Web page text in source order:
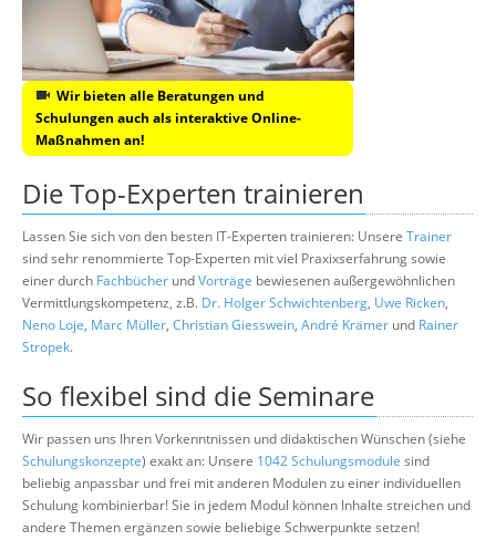
Wir bieten alle Beratungen und
Schulungen auch als interaktive Online-
Maßnahmen an!
Die Top-Experten trainieren
Lassen Sie sich von den besten IT-Experten trainieren: Unsere Trainer
sind sehr renommierte Top-Experten mit viel Praxixserfahrung sowie
einer durch Fachbücher undVorträge bewiesenen außergewöhnlichen
Vermittlungskompetenz, z.B. Dr. Holger Schwichtenberg, Uwe Ricken,
Neno Loje, Marc Müller, Christian Giesswein, André Krämer und Rainer
Stropek.
So flexibel sind die Seminare
Wir passen uns Ihren Vorkenntnissen und didaktischen Wünschen (siehe
Schulungskonzepte) exakt an: Unsere 1042 Schulungsmodule sind
beliebig anpassbar und frei mit anderen Modulen zu einer individuellen
Schulung kombinierbar! Sie in jedem Modul können Inhalte streichen und
andere Themen ergänzen sowie beliebige Schwerpunkte setzen!